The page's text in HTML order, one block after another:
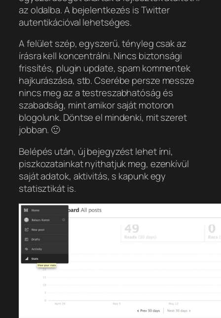
az oldalba. A bejelentkezés is Twitter
autentikációval lehetséges.
A felület szép, egyszerű, tényleg csak az
írásra kell koncentrálni. Nincs biztonsági
frissítés, plugin update, spam kommentek
hajkurászása, stb. Cserébe persze messze
nincs meg az a testreszabhatóság és
szabadság, mint amikor saját motoron
blogolunk. Döntse el mindenki, mit szeret
jobban. 🙂
Belépés után, új bejegyzést lehet írni,
piszkozatainkat nyithatjuk meg, ezenkívül
saját adatok, aktivitás, s kapunk egy
statisztikát is.